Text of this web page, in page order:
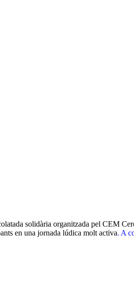
solidària organitzada pel CEM
en una jornada lúdica molt activa. A